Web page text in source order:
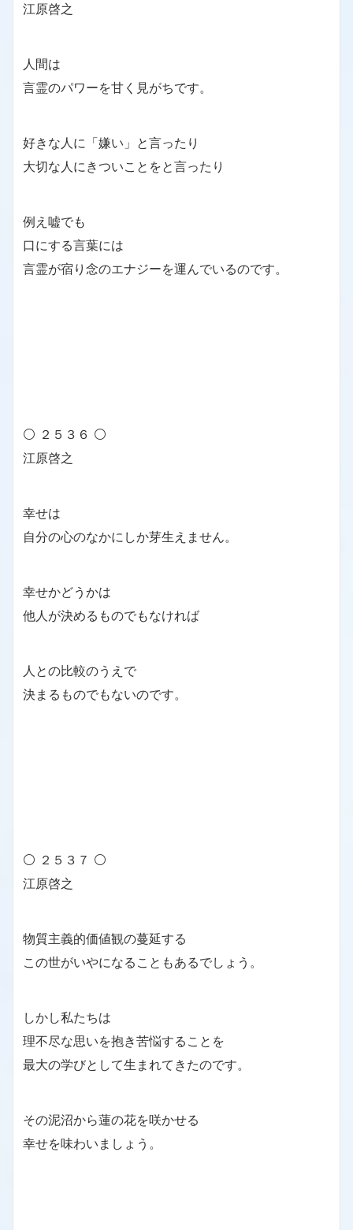
江原啓之
人間は
言霊のパワーを甘く見がちです。
好きな人に「嫌い」と言ったり
大切な人にきついことをと言ったり
例え嘘でも
口にする言葉には
言霊が宿り念のエナジーを運んでいるのです。
⚪ ２５３６ ⚪
江原啓之
幸せは
自分の心のなかにしか芽生えません。
幸せかどうかは
他人が決めるものでもなければ
人との比較のうえで
決まるものでもないのです。
⚪ ２５３７ ⚪
江原啓之
物質主義的価値観の蔓延する
この世がいやになることもあるでしょう。
しかし私たちは
理不尽な思いを抱き苦悩することを
最大の学びとして生まれてきたのです。
その泥沼から蓮の花を咲かせる
幸せを味わいましょう。